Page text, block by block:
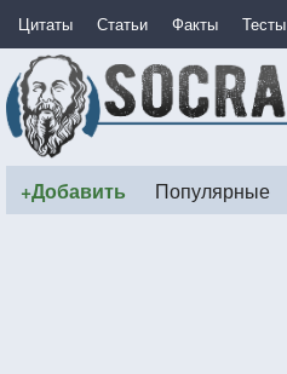
Цитаты Статьи Факты Тесты
+Добавить Популярные